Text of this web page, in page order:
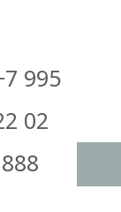
995
02
888